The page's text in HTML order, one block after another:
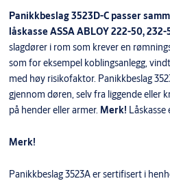
Panikkbeslag 3523D-C passer
låskasse ASSA ABLOY 222-50, 232-
slagdører i rom som krever en
som for eksempel koblingsanlegg,
med høy risikofaktor. Panikkbeslag
gjennom døren, selv fra liggende eller
på hender eller armer. Merk!
Merk!
Panikkbeslag 3523A er sertifisert i